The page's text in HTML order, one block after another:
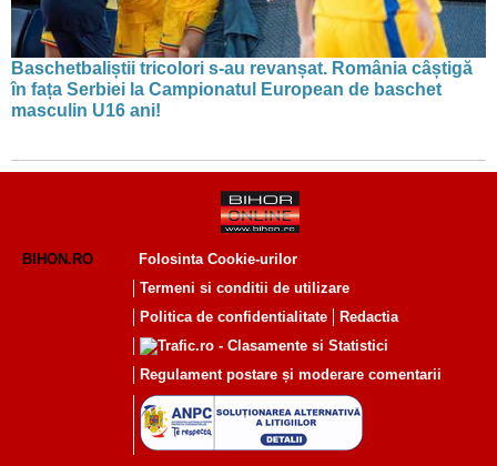
Baschetbaliștii tricolori s-au revanșat. România câștigă
în fața Serbiei la Campionatul European de baschet
masculin U16 ani!
BIHON.RO
Folosinta Cookie-urilor
Termeni si conditii de utilizare
Politica de confidentialitate
Redactia
Regulament postare și moderare comentarii